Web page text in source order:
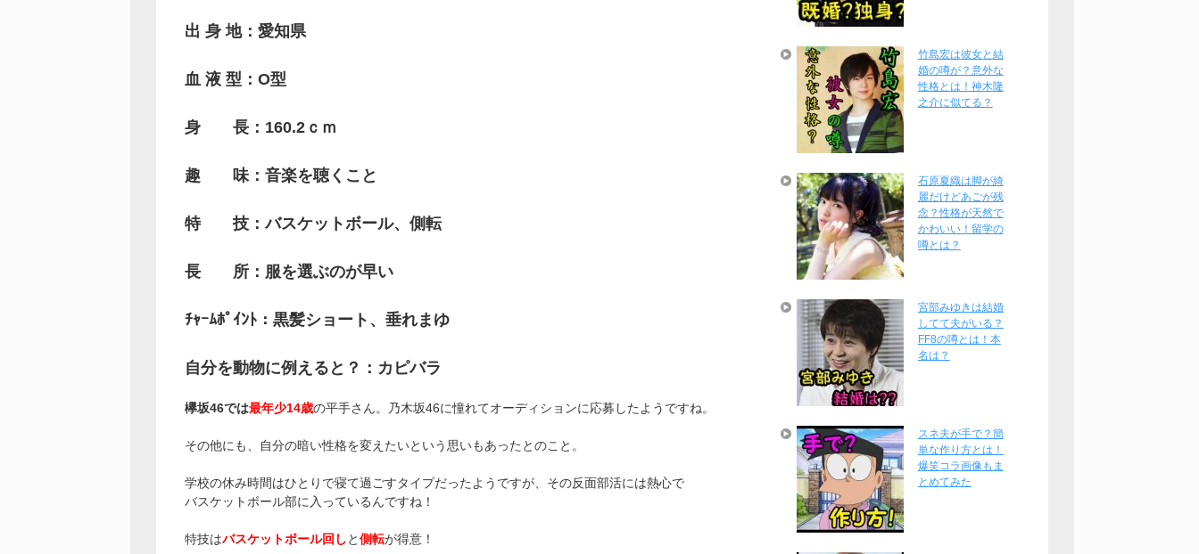
出 身 地：愛知県
血 液 型：O型
身 長：160.2ｃｍ
趣 味：音楽を聴くこと
特 技：バスケットボール、側転
長 所：服を選ぶのが早い
ﾁｬｰﾑﾎﾟｲﾝﾄ：黒髪ショート、垂れまゆ
自分を動物に例えると？：カピバラ
欅坂46では最年少14歳の平手さん。乃木坂46に憧れてオーディションに応募したようですね。
その他にも、自分の暗い性格を変えたいという思いもあったとのこと。
学校の休み時間はひとりで寝て過ごすタイプだったようですが、その反面部活には熱心で
バスケットボール部に入っているんですね！
特技はバスケットボール回しと側転が得意！
竹島宏は彼女と結
婚の噂が？意外な
性格とは！神木隆
之介に似てる？
石原夏織は脚が綺
麗だけどあごが残
念？性格が天然で
かわいい！留学の
噂とは？
宮部みゆきは結婚
してて夫がいる？
FF8の噂とは！本
名は？
スネ夫が手で？簡
単な作り方とは！
爆笑コラ画像もま
とめてみた